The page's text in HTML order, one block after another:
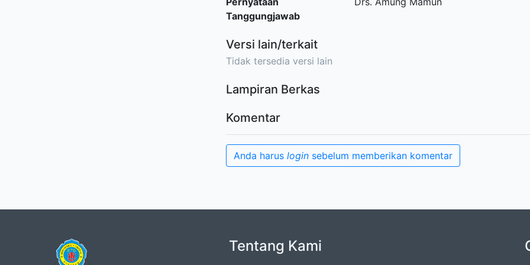
Tanggungjawab
Versi lain/terkait
Tidak tersedia versi lain
Lampiran Berkas
Komentar
Anda harus login sebelum memberikan komentar
Tentang Kami